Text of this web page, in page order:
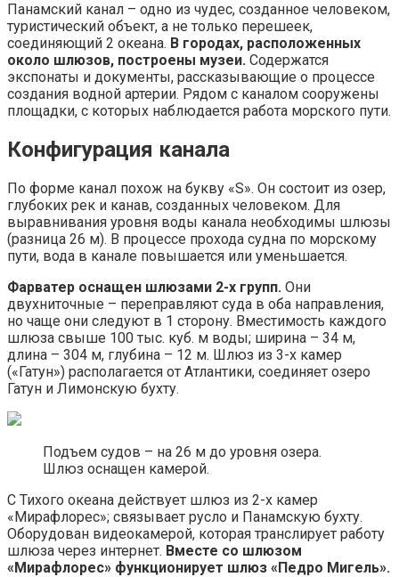
Панамский канал – одно из чудес, созданное человеком,
туристический объект, а не только перешеек,
соединяющий 2 океана. В городах, расположенных
около шлюзов, построены музеи. Содержатся
экспонаты и документы, рассказывающие о процессе
создания водной артерии. Рядом с каналом сооружены
площадки, с которых наблюдается работа морского пути.
Конфигурация канала
По форме канал похож на букву «S». Он состоит из озер,
глубоких рек и канав, созданных человеком. Для
выравнивания уровня воды канала необходимы шлюзы
(разница 26 м). В процессе прохода судна по морскому
пути, вода в канале повышается или уменьшается.
Фарватер оснащен шлюзами 2-х групп. Они
двухниточные – переправляют суда в оба направления,
но чаще они следуют в 1 сторону. Вместимость каждого
шлюза свыше 100 тыс. куб. м воды; ширина – 34 м,
длина – 304 м, глубина – 12 м. Шлюз из 3-х камер
(«Гатун») располагается от Атлантики, соединяет озеро
Гатун и Лимонскую бухту.
Подъем судов – на 26 м до уровня озера.
Шлюз оснащен камерой.
С Тихого океана действует шлюз из 2-х камер
«Мирафлорес»; связывает русло и Панамскую бухту.
Оборудован видеокамерой, которая транслирует работу
шлюза через интернет. Вместе со шлюзом
«Мирафлорес» функционирует шлюз «Педро Мигель».